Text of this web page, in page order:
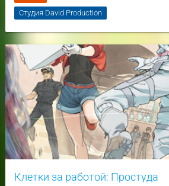
Студия David Production
Клетки за работой: Простуда